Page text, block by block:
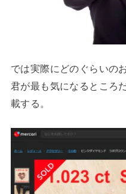
では実際にどのぐらいの
君が最も気になるところ
載する。